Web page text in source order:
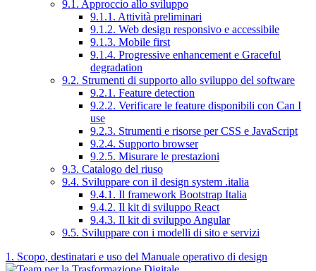
9.1. Approccio allo sviluppo
9.1.1. Attività preliminari
9.1.2. Web design responsivo e accessibile
9.1.3. Mobile first
9.1.4. Progressive enhancement e Graceful
degradation
9.2. Strumenti di supporto allo sviluppo del software
9.2.1. Feature detection
9.2.2. Verificare le feature disponibili con Can I
use
9.2.3. Strumenti e risorse per CSS e JavaScript
9.2.4. Supporto browser
9.2.5. Misurare le prestazioni
9.3. Catalogo del riuso
9.4. Sviluppare con il design system .italia
9.4.1. Il framework Bootstrap Italia
9.4.2. Il kit di sviluppo React
9.4.3. Il kit di sviluppo Angular
9.5. Sviluppare con i modelli di sito e servizi
1. Scopo, destinatari e uso del Manuale operativo di design